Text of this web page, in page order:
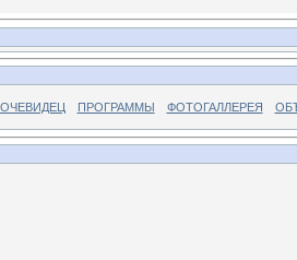
ОЧЕВИДЕЦ ПРОГРАММЫ ФОТОГАЛЛЕРЕЯ